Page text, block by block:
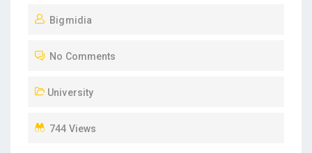
S
E
O
Bigmidia
No Comments
University
744 Views